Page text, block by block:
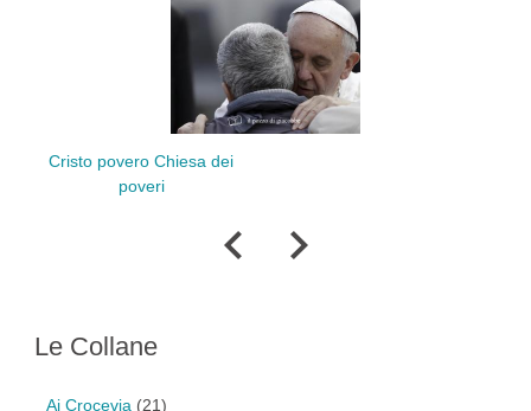
Cristo povero Chiesa dei
poveri
Le Collane
Ai Crocevia (21)